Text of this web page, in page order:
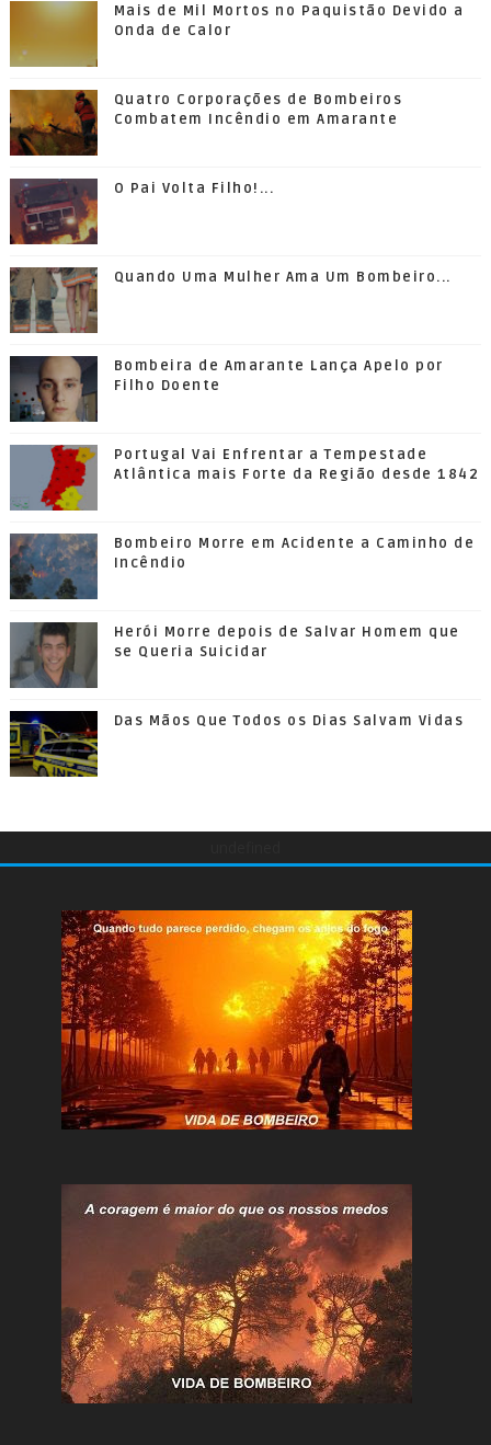
Mais de Mil Mortos no Paquistão Devido a
Onda de Calor
Quatro Corporações de Bombeiros
Combatem Incêndio em Amarante
O Pai Volta Filho!...
Quando Uma Mulher Ama Um Bombeiro...
Bombeira de Amarante Lança Apelo por
Filho Doente
Portugal Vai Enfrentar a Tempestade
Atlântica mais Forte da Região desde 1842
Bombeiro Morre em Acidente a Caminho de
Incêndio
Herói Morre depois de Salvar Homem que
se Queria Suicidar
Das Mãos Que Todos os Dias Salvam Vidas